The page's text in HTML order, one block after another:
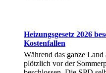
Heizungsgesetz 2026
Kostenfallen
Während das ganze
plötzlich vor der